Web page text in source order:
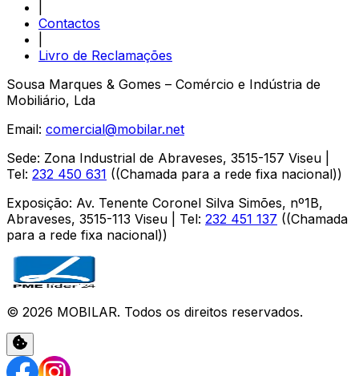
Contactos
Livro de Reclamações
Sousa Marques & Gomes – Comércio e Indústria de
Mobiliário, Lda
Email: comercial@mobilar.net
Sede: Zona Industrial de Abraveses, 3515-157 Viseu
Tel: 232 450 631 ((Chamada para a rede fixa nacional))
Exposição: Av. Tenente Coronel Silva Simões, nº1B,
Abraveses, 3515-113 Viseu | Tel: 232 451 137 ((Chamada
para a rede fixa nacional))
© 2026 MOBILAR. Todos os direitos reservados.